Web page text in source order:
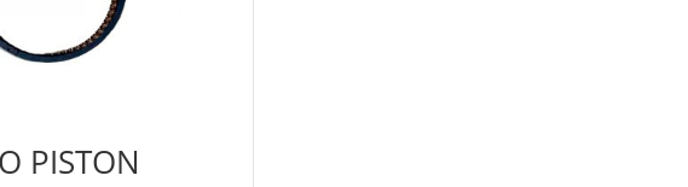
PISTON